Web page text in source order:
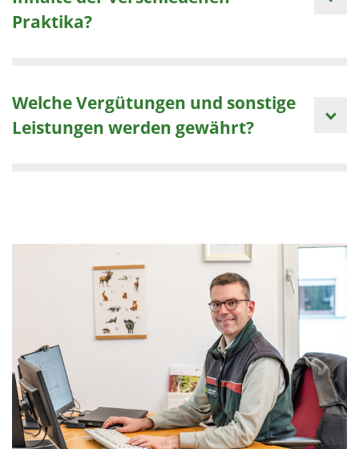
Praktika?
Welche Vergütungen und sonstige
Leistungen werden gewährt?